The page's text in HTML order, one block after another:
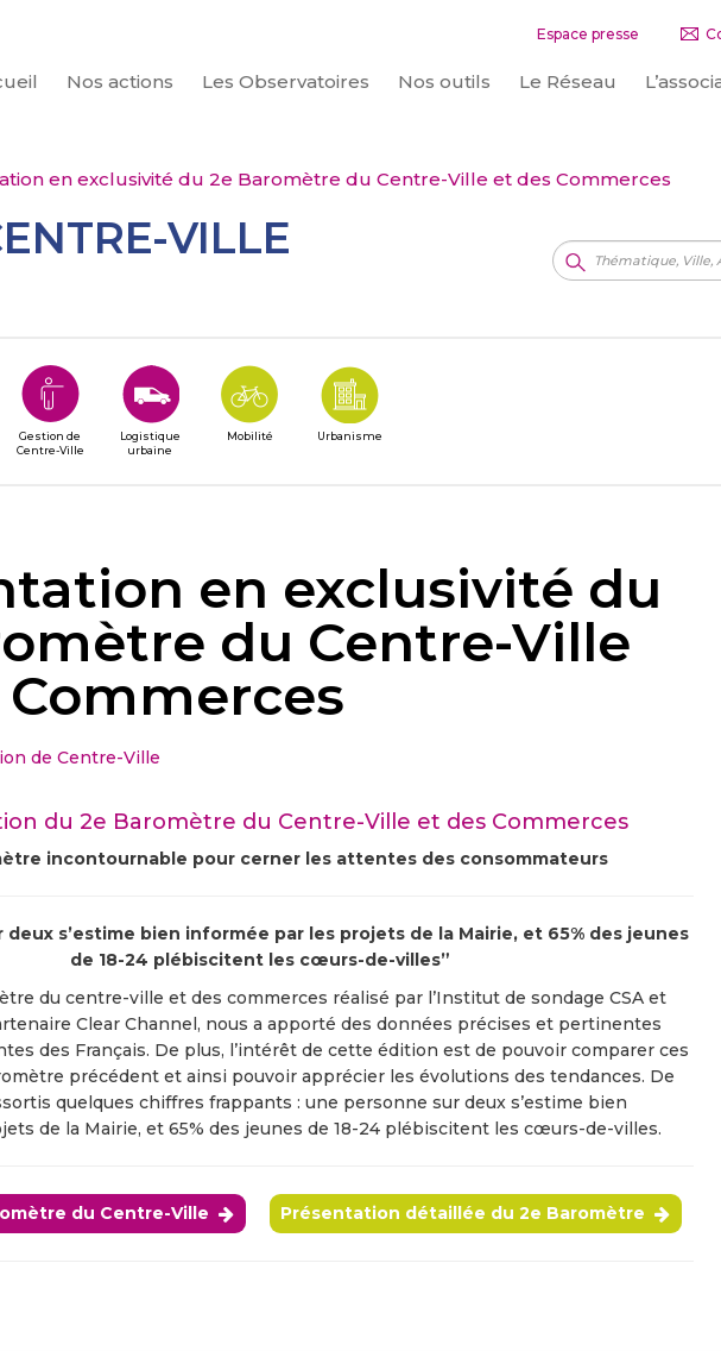
Espace presse
Nos actions Les Observatoires Nos outils Le Réseau
CHERCHER
en exclusivité du 2e Baromètre du Centre-Ville et des Commerces
VILLE
Gestion de
Centre-Ville
Logistique
urbaine
Mobilité Urbanisme
en exclusivité du
du Centre-Ville
de Centre-Ville
du 2e Baromètre du Centre-Ville et des Commerces
incontournable pour cerner les attentes des consommateurs
deux s’estime bien informée par les projets de la Mairie, et 65% des jeunes
de 18-24 plébiscitent les cœurs-de-villes”
du centre-ville et des commerces réalisé par l’Institut de sondage CSA et
Clear Channel, nous a apporté des données précises et pertinentes
des Français. De plus, l’intérêt de cette édition est de pouvoir comparer ces
précédent et ainsi pouvoir apprécier les évolutions des tendances. De
quelques chiffres frappants : une personne sur deux s’estime bien
de la Mairie, et 65% des jeunes de 18-24 plébiscitent les cœurs-de-villes.
du Centre-Ville Présentation détaillée du 2e Baromètre